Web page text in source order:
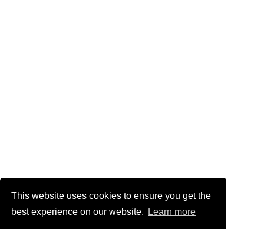
This website uses cookies to ensure you get the
best experience on our website.
Learn more